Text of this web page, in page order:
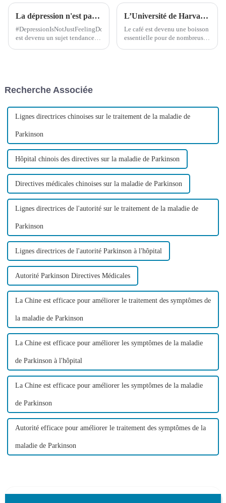
La dépression n'est pas une « maladie incurable », rappellent les experts médicaux de Noulai
#DepressionIsNotJustFeelingDown#
est devenu un sujet tendance.
L’Université de Harvard a finalement révélé le lien entre le café et la santé – je regrette de ne pas l’avoir su plus tôt !
Le café est devenu une boisson
essentielle pour de nombreuses
Recherche Associée
Lignes directrices chinoises sur le traitement de la maladie de
Parkinson
Hôpital chinois des directives sur la maladie de Parkinson
Directives médicales chinoises sur la maladie de Parkinson
Lignes directrices de l'autorité sur le traitement de la maladie de
Parkinson
Lignes directrices de l'autorité Parkinson à l'hôpital
Autorité Parkinson Directives Médicales
La Chine est efficace pour améliorer le traitement des symptômes de
la maladie de Parkinson
La Chine est efficace pour améliorer les symptômes de la maladie
de Parkinson à l'hôpital
La Chine est efficace pour améliorer les symptômes de la maladie
de Parkinson
Autorité efficace pour améliorer le traitement des symptômes de la
maladie de Parkinson